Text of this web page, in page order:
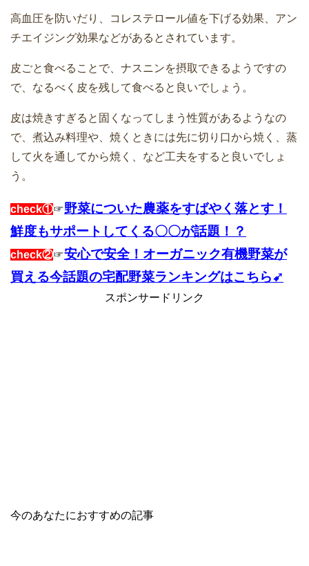
高血圧を防いだり、コレステロール値を下げる効果、アン
チエイジング効果などがあるとされています。
皮ごと食べることで、ナスニンを摂取できるようですの
で、なるべく皮を残して食べると良いでしょう。
皮は焼きすぎると固くなってしまう性質があるようなの
で、煮込み料理や、焼くときには先に切り口から焼く、蒸
して火を通してから焼く、など工夫をすると良いでしょ
う。
check①☞野菜についた農薬をすばやく落とす！
鮮度もサポートしてくる〇〇が話題！？
check②☞安心で安全！オーガニック有機野菜が
買える今話題の宅配野菜ランキングはこちら➹
スポンサードリンク
今のあなたにおすすめの記事